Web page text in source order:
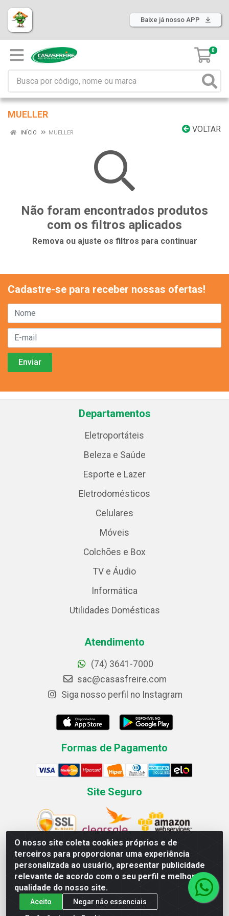
Baixe já nosso APP
0
MUELLER
VOLTAR
INÍCIO MUELLER
Não foram encontrados produtos
com os filtros aplicados
Remova ou ajuste os filtros para continuar
O nosso site coleta cookies próprios e de
terceiros para proporcionar uma experiência
personalizada ao usuário, apresentar publicidade
relevante de acordo com o seu perfil e melhorar a
qualidade do nosso site.
Aceito
Negar não essenciais
Cadastre-se para receber nossas ofertas!
Departamentos
Eletroportáteis
Beleza e Saúde
Esporte e Lazer
Eletrodomésticos
Celulares
Móveis
Colchões e Box
TV e Áudio
Informática
Utilidades Domésticas
Atendimento
(74) 3641-7000
sac@casasfreire.com
Siga nosso perfil no Instagram
Formas de Pagamento
Site Seguro
Casas Freire.com Comercial de Eletrodomésticos LTDA
Av. Londrina, 367 - Canivete - Linhares / ES - CEP 29.909-270
CNPJ 00.094.907/0068-74